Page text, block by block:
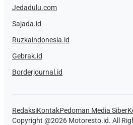
Jedadulu.com
Sajada.id
Ruzkaindonesia.id
Gebrak.id
Borderjournal.id
RedaksiKontakPedoman Media Siber
Copyright @2026 Motoresto.id. All